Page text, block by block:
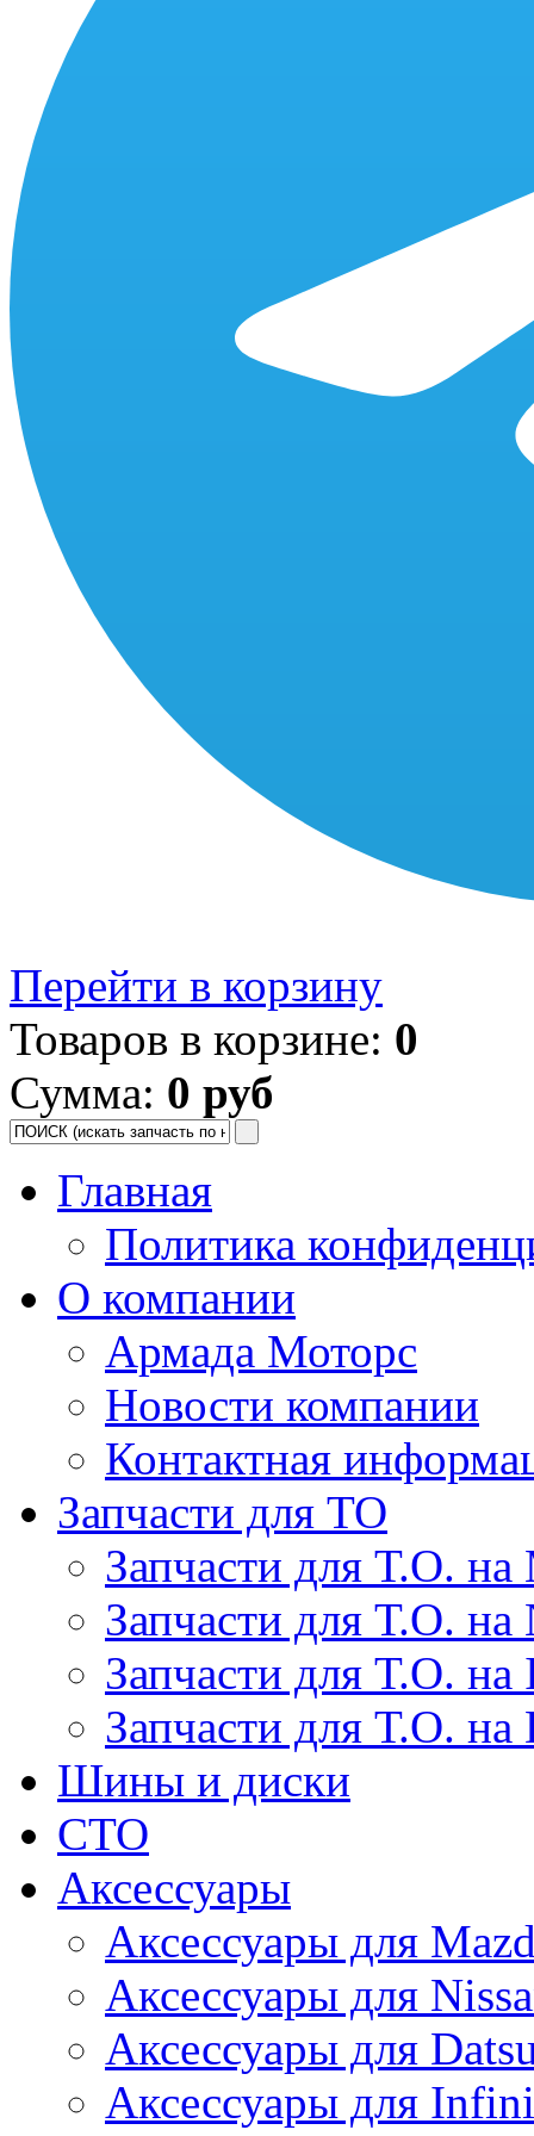
Перейти в корзину
Товаров в корзине: 0
Сумма: 0 руб
Главная
Политика
О компании
Армада Моторс
Новости компании
Контактная
Запчасти для ТО
Запчасти для Т.О. на
Запчасти для Т.О. на
Запчасти для Т.О.
Запчасти для Т.О. на
Шины и диски
СТО
Аксессуары
Аксессуары для
Аксессуары для
Аксессуары для
Аксессуары для